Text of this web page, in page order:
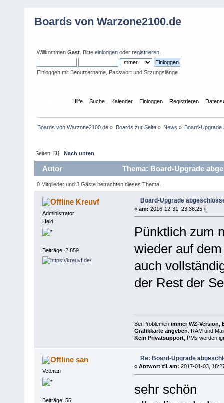
Boards von Warzone2100.de
Willkommen Gast . Bitte einloggen oder registrieren
Einloggen mit Benutzername, Passwort und Sitzungslänge
Hilfe Suche Kalender Einloggen Registrieren
Boards von Warzone2100.de » Boards zur Seite» News » Board-
Seiten: [1]Nach unten
Autor Thema: Board-Upgrade
0 Mitglieder und 3 Gäste betrachten dieses Thema.
Kreuvf
Administrator
Held
Beiträge: 2.859
Board-Upgrade
« am: 2016-12-31, 23:36:25 »
Pünktlich zum
wieder auf
auch
der Rest der
Bei Problemen immer WZ-Version,
Grafikkarte angeben . RAM und
Kein Privatsupport, PMs werden
san
Veteran
Beiträge: 55
Re: Board-Upgrade
« Antwort #1 am: 2017-01-03,
sehr schön